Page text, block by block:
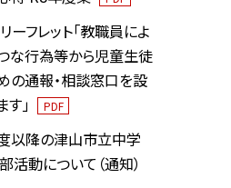
ーフレット「教職員によ
な行為等から児童生徒
の通報・相談窓口を設
」
PDF
以降の津山市立中学
活動について（通知）